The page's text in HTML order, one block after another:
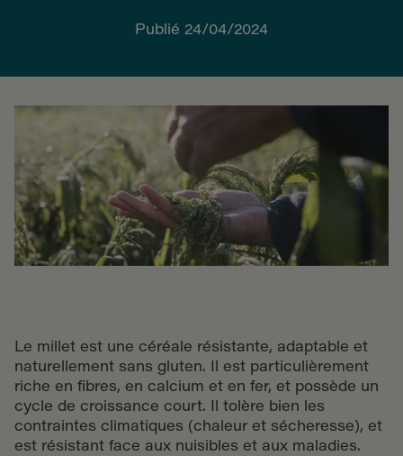
Publié 24/04/2024
Le millet est une céréale résistante, adaptable et
naturellement sans gluten. Il est particulièrement
riche en fibres, en calcium et en fer, et possède un
cycle de croissance court. Il tolère bien les
contraintes climatiques (chaleur et sécheresse), et
est résistant face aux nuisibles et aux maladies.